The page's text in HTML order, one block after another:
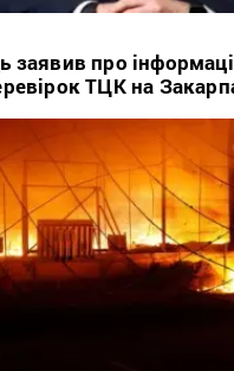
заявив про
ТЦК на